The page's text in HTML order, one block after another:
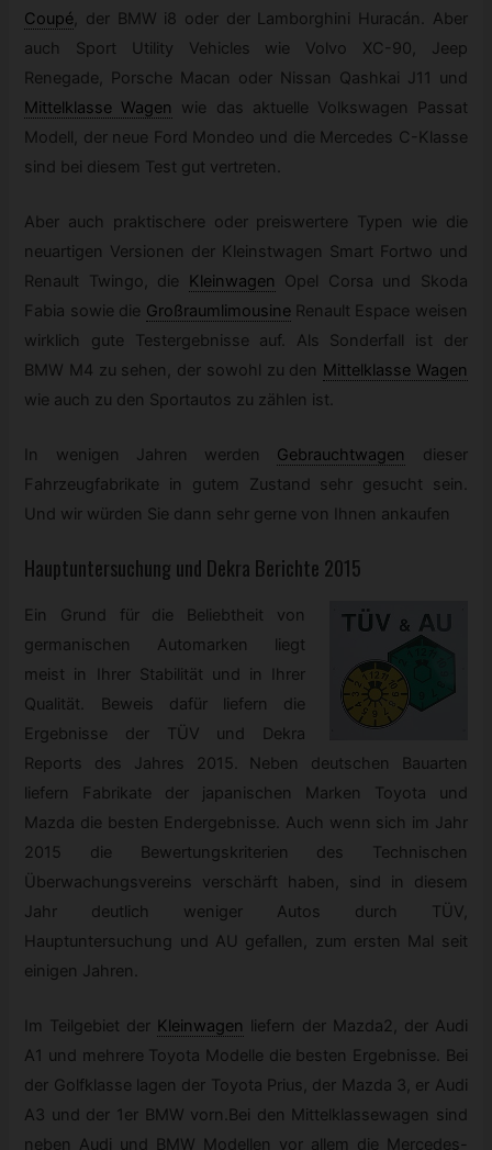
Coupé, der BMW i8 oder der Lamborghini Huracán. Aber
auch Sport Utility Vehicles wie Volvo XC-90, Jeep
Renegade, Porsche Macan oder Nissan Qashkai J11 und
Mittelklasse Wagen
wie das aktuelle Volkswagen Passat
Modell, der neue Ford Mondeo und die Mercedes C-Klasse
sind bei diesem Test gut vertreten.
Aber auch praktischere oder preiswertere Typen wie die
neuartigen Versionen der Kleinstwagen Smart Fortwo und
Renault Twingo, die
Kleinwagen
Opel Corsa und Skoda
Fabia sowie die Großraumlimousine Renault Espace weisen
wirklich gute Testergebnisse auf. Als Sonderfall ist der
BMW M4 zu sehen, der sowohl zu den Mittelklasse Wagen
wie auch zu den Sportautos zu zählen ist.
In wenigen Jahren werden Gebrauchtwagen
dieser
Fahrzeugfabrikate in gutem Zustand sehr gesucht sein.
Und wir würden Sie dann sehr gerne von Ihnen ankaufen
Hauptuntersuchung und Dekra Berichte 2015
Ein Grund für die Beliebtheit von
germanischen Automarken liegt
meist in Ihrer Stabilität und in Ihrer
Qualität. Beweis dafür liefern die
Ergebnisse der TÜV und Dekra
Reports des Jahres 2015. Neben deutschen Bauarten
liefern Fabrikate der japanischen Marken Toyota und
Mazda die besten Endergebnisse. Auch wenn sich im Jahr
2015 die Bewertungskriterien des Technischen
Überwachungsvereins verschärft haben, sind in diesem
Jahr deutlich weniger Autos durch TÜV,
Hauptuntersuchung und AU gefallen, zum ersten Mal seit
einigen Jahren.
Im Teilgebiet der Kleinwagen liefern der Mazda2, der Audi
A1 und mehrere Toyota Modelle die besten Ergebnisse. Bei
der Golfklasse lagen der Toyota Prius, der Mazda 3, er Audi
A3 und der 1er BMW vorn.Bei den Mittelklassewagen sind
neben Audi und BMW Modellen vor allem die Mercedes-